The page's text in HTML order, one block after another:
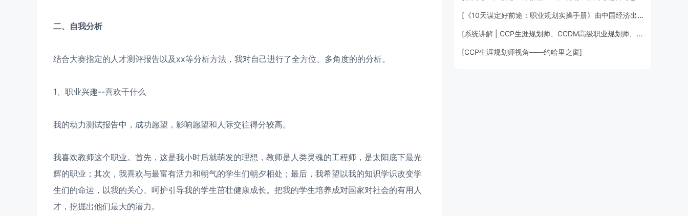
二、自我分析
结合大赛指定的人才测评报告以及xx等分析方法，我对自己进行了全方位、多角度的的分析。
1、职业兴趣--喜欢干什么
我的动力测试报告中，成功愿望，影响愿望和人际交往得分较高。
我喜欢教师这个职业。首先，这是我小时后就萌发的理想，教师是人类灵魂的工程师，是太阳底下最光
辉的职业；其次，我喜欢与最富有活力和朝气的学生们朝夕相处；最后，我希望以我的知识学识改变学
生们的命运，以我的关心、呵护引导我的学生茁壮健康成长。把我的学生培养成对国家对社会的有用人
才，挖掘出他们最大的潜力。
[《10天谋定好前途：职业规划实操手册》由中国经济出版社再版。当当网、京东图书职业规划类图书稳居前列。]
[系统讲解 | CCP生涯规划师、CCDM高级职业规划师、BSC职业规划咨询导师有什么区别？]
[CCP生涯规划师视角——约哈里之窗]